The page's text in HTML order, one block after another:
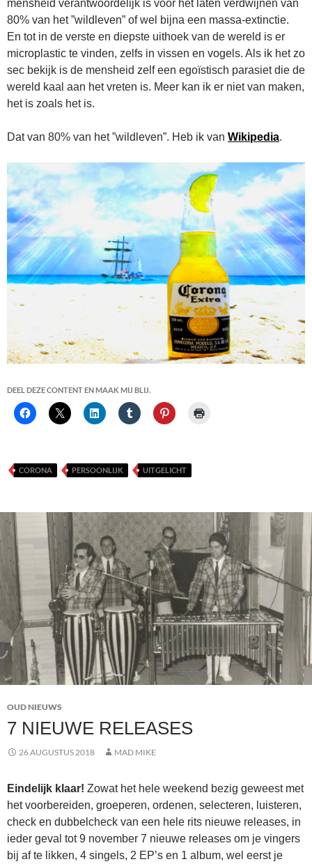
mensheid verantwoordelijk is voor het laten verdwijnen van
80% van het ”wildleven” of wel bijna een massa-extinctie.
En tot in de verste en diepste uithoek van de wereld is er
microplastic te vinden, zelfs in vissen en vogels. Als ik het zo
sec bekijk is de mensheid zelf een egoïstisch parasiet die de
wereld kaal aan het vreten is. Meer kan ik er niet van maken,
het is zoals het is.
Dat van 80% van het ”wildleven”. Heb ik van Wikipedia.
DEEL DEZE CONTENT EN MAAK MIJ BLIJ.
CORONA PERSOONLIJK UITGELICHT
OUD NIEUWS
7 NIEUWE RELEASES
26 AUGUSTUS 2018 MAD MIKE
Eindelijk klaar! Zowat het hele weekend bezig geweest met
het voorbereiden, groeperen, ordenen, selecteren, luisteren,
check en dubbelcheck van een hele rits nieuwe releases, in
ieder geval tot 9 november 7 nieuwe releases om je vingers
bij af te likken, 4 singels, 2 EP’s en 1 album, wel eerst je